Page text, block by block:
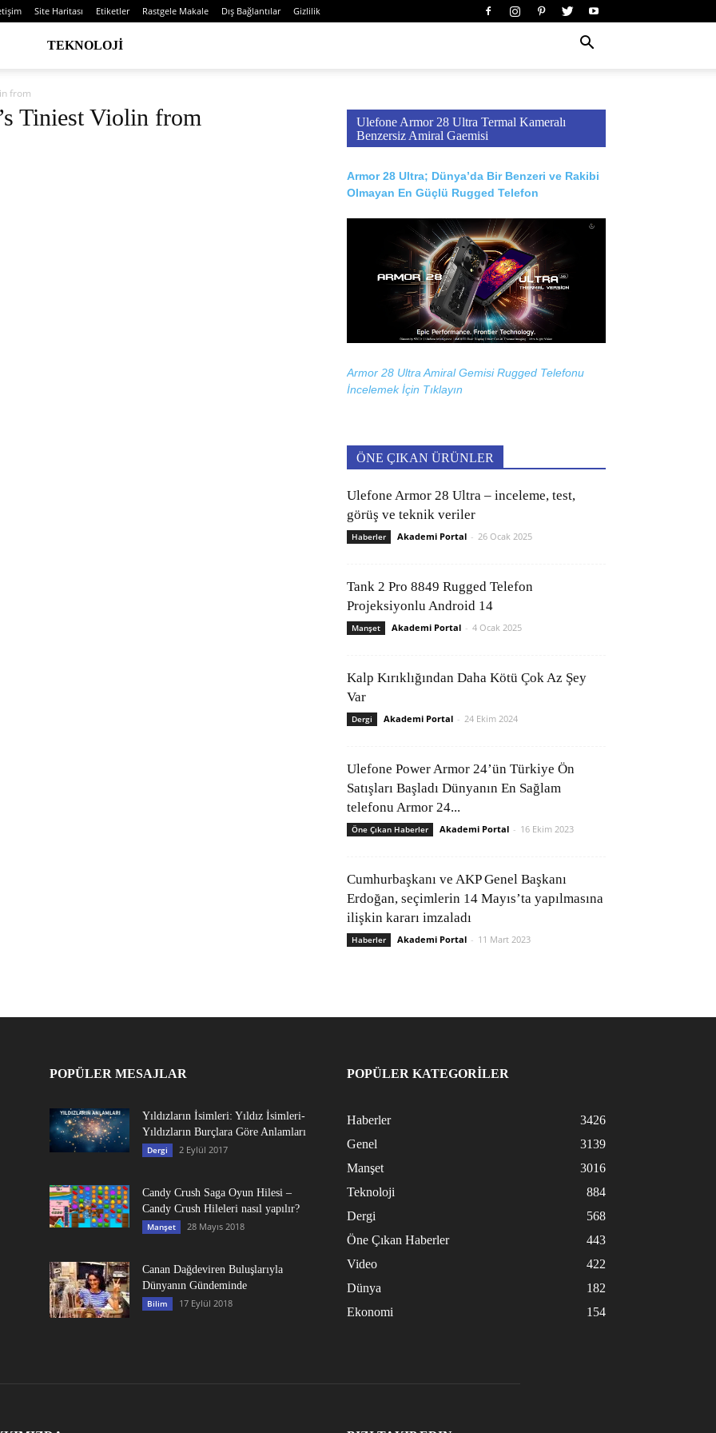
Site Haritası Etiketler Rastgele Makale Dış Bağlantılar Gizlilik
TEKNOLOJI
from
Tiniest Violin from
Ulefone Armor 28 Ultra Termal Kameralı
Benzersiz Amiral Gaemisi
Armor 28 Ultra; Dünya’da Bir Benzeri ve Rakibi
Olmayan En Güçlü Rugged Telefon
Armor 28 Ultra Amiral Gemisi Rugged Telefonu
İncelemek İçin Tıklayın
ÖNE ÇIKAN ÜRÜNLER
Ulefone Armor 28 Ultra – inceleme, test,
görüş ve teknik veriler
Haberler Akademi Portal - 26 Ocak 2025
Tank 2 Pro 8849 Rugged Telefon
Projeksiyonlu Android 14
Manşet Akademi Portal - 4 Ocak 2025
Kalp Kırıklığından Daha Kötü Çok Az Şey
Var
Dergi Akademi Portal - 24 Ekim 2024
Ulefone Power Armor 24’ün Türkiye Ön
Satışları Başladı Dünyanın En Sağlam
telefonu Armor 24...
Öne Çıkan Haberler Akademi Portal - 16 Ekim 2023
Cumhurbaşkanı ve AKP Genel Başkanı
Erdoğan, seçimlerin 14 Mayıs’ta yapılmasına
ilişkin kararı imzaladı
Haberler Akademi Portal - 11 Mart 2023
POPÜLER MESAJLAR
Yıldızların İsimleri: Yıldız İsimleri-
Yıldızların Burçlara Göre Anlamları
Dergi 2 Eylül 2017
Candy Crush Saga Oyun Hilesi –
Candy Crush Hileleri nasıl yapılır?
Manşet 28 Mayıs 2018
Canan Dağdeviren Buluşlarıyla
Dünyanın Gündeminde
Bilim 17 Eylül 2018
POPÜLER KATEGORİLER
Haberler
3426
Genel
3139
Manşet
3016
Teknoloji
884
Dergi
568
Öne Çıkan Haberler
443
Video
422
Dünya
182
Ekonomi
154